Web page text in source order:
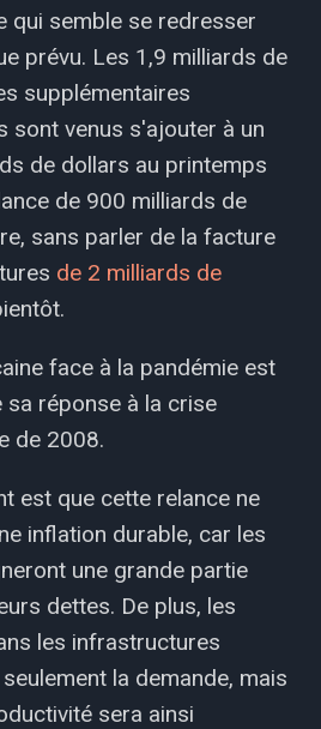
qui semble se redresser
prévu. Les 1,9 milliards de
supplémentaires
sont venus s'ajouter à un
de dollars au printemps
de 900 milliards de
sans parler de la facture
de 2 milliards de
face à la pandémie est
sa réponse à la crise
de 2008.
est que cette relance ne
inflation durable, car les
une grande partie
dettes. De plus, les
les infrastructures
la demande, mais
sera ainsi